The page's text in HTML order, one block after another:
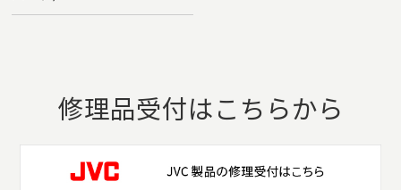
修理品受付はこちらから